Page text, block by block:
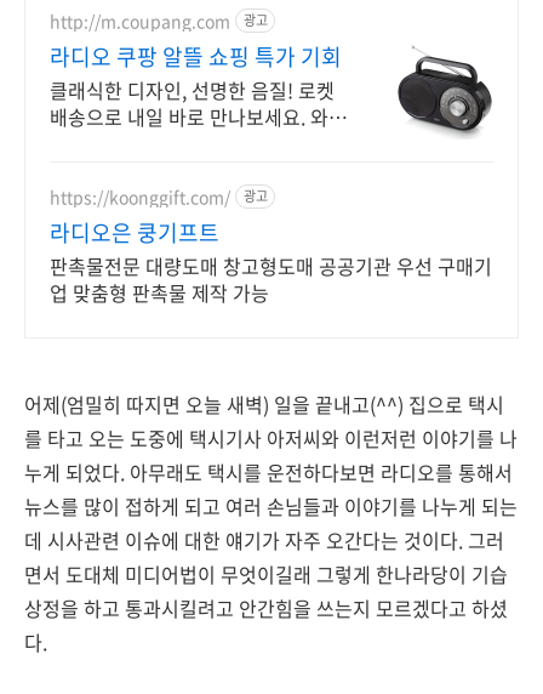
http://m.coupang.com 광고
라디오 쿠팡 알뜰 쇼핑 특가 기회
클래식한 디자인, 선명한 음질! 로켓
배송으로 내일 바로 만나보세요. 와우
https://koonggift.com/ 광고
라디오은 쿵기프트
판촉물전문 대량도매 창고형도매 공공기관 우선 구매기
업 맞춤형 판촉물 제작 가능
어제(엄밀히 따지면 오늘 새벽) 일을 끝내고(^^) 집으로 택시
를 타고 오는 도중에 택시기사 아저씨와 이런저런 이야기를 나
누게 되었다. 아무래도 택시를 운전하다보면 라디오를 통해서
뉴스를 많이 접하게 되고 여러 손님들과 이야기를 나누게 되는
데 시사관련 이슈에 대한 얘기가 자주 오간다는 것이다. 그러
면서 도대체 미디어법이 무엇이길래 그렇게 한나라당이 기습
상정을 하고 통과시킬려고 안간힘을 쓰는지 모르겠다고 하셨
다.